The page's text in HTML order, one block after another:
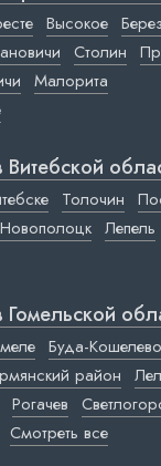
Высокое
Столин
Малорита
Толочин
Новополоцк Лепель
Гомельской
Буда-Кошелево
район
Рогачев
Смотреть все